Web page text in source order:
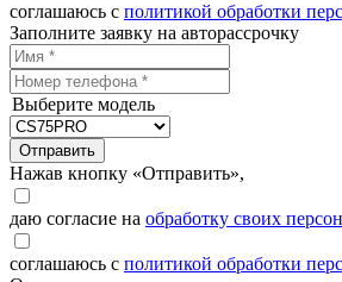
соглашаюсь с политикой обработки
Заполните заявку на авторассрочку
Выберите модель
Отправить
Нажав кнопку «Отправить»,
даю согласие на обработку своих
соглашаюсь с политикой обработки